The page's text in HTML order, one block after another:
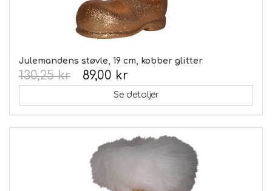
Julemandens støvle, 19 cm, kobber glitter
89,00 kr
130,25 kr
Se detaljer